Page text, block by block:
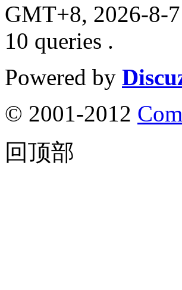
GMT+8, 2026-8-
10 queries .
Powered by
© 2001-2012
回顶部